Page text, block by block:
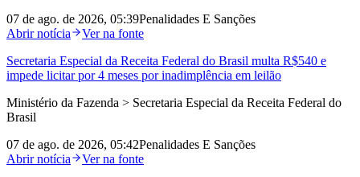
07 de ago. de 2026, 05:39Penalidades E Sanções
Abrir notícia
Ver na fonte
Secretaria Especial da Receita Federal do Brasil multa R$540 e
impede licitar por 4 meses por inadimplência em leilão
Ministério da Fazenda > Secretaria Especial da Receita Federal do
Brasil
07 de ago. de 2026, 05:42Penalidades E Sanções
Abrir notícia
Ver na fonte